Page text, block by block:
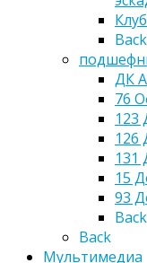
Back
ДК
76
123
126
131
15
93
Back
Back
Мультимедиа